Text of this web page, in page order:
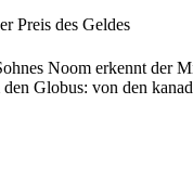
Preis des Geldes
Noom erkennt der
Globus: von den